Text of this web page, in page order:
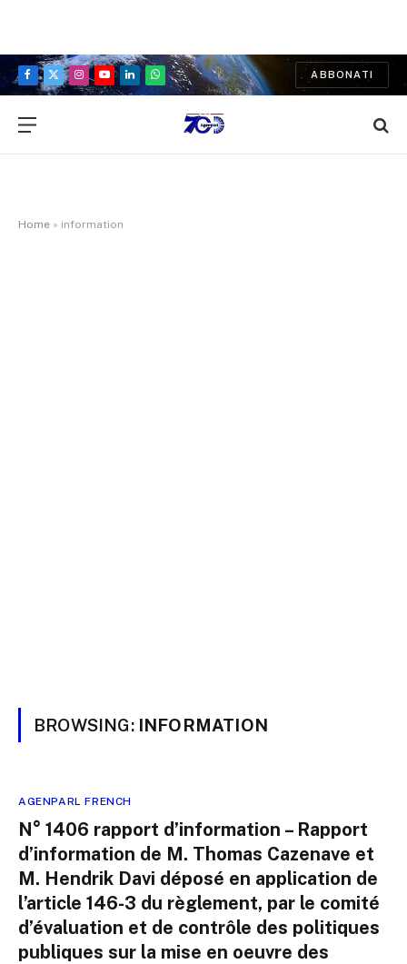
Facebook
X
Instagram
YouTubeLinkedInWhatsApp
ABBONATI
Home » information
BROWSING: INFORMATION
AGENPARL FRENCH
N° 1406 rapport d’information – Rapport
d’information de M. Thomas Cazenave et
M. Hendrik Davi déposé en application de
l’article 146-3 du règlement, par le comité
d’évaluation et de contrôle des politiques
publiques sur la mise en oeuvre des